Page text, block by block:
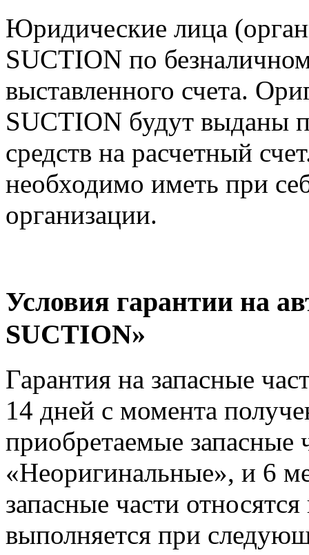
Юридические лица
SUCTION по
выставленного счета.
SUCTION будут выданы
средств на расчетный
необходимо иметь при
организации.
Условия гарантии на
SUCTION»
Гарантия на запасные
14 дней с момента
приобретаемые запасные
«Неоригинальные», и 6
запасные части
выполняется при